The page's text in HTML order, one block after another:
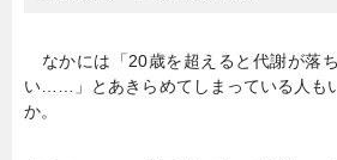
なかには「20歳を超えると代謝が落
い……」とあきらめてしまっている人も
か。